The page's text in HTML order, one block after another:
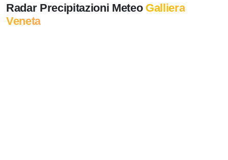
Radar Precipitazioni Meteo Galliera
Veneta